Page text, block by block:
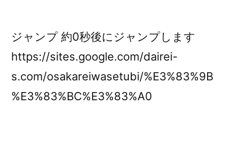
ジャンプ 約0秒後にジャンプします
https://sites.google.com/dairei-
s.com/osakareiwasetubi/%E3%83%9B
%E3%83%BC%E3%83%A0